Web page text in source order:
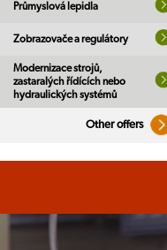
Průmyslová lepidla
Zobrazovače a regulátory
Modernizace strojů,
zastaralých řídících nebo
hydraulických systémů
Other offers